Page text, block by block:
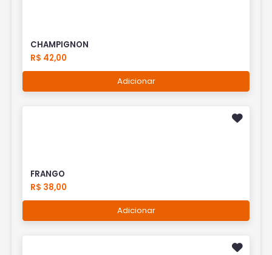
CHAMPIGNON
R$ 42,00
Adicionar
FRANGO
R$ 38,00
Adicionar